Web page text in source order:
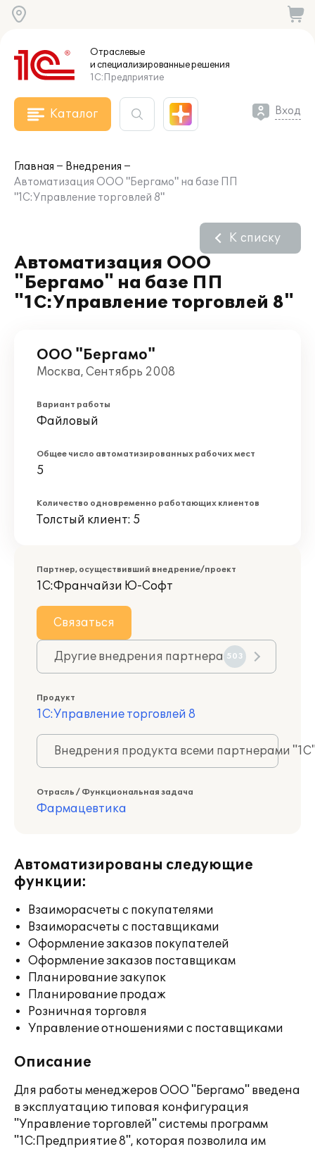
Отраслевые
и специализированныерешения
1С:Предприятие
Каталог Вход
Главная
Внедрения
Автоматизация ООО "Бергамо" на базе ПП
"1С:Управление торговлей 8"
Автоматизация ООО
"Бергамо" на базе ПП
"1С:Управление торговлей 8"
К списку
ООО "Бергамо"
Москва, Сентябрь 2008
Вариант работы
Файловый
Общее число автоматизированных рабочих мест
5
Количество одновременно работающих клиентов
Толстый клиент: 5
Партнер, осуществивший внедрение/проект
1С:Франчайзи Ю-Софт
Связаться
Другие внедрения партнера 503
Продукт
1С:Управление торговлей 8
Внедрения продукта всеми партнерами
Отрасль / Функциональная задача
Фармацевтика
Автоматизированы следующие
функции:
Взаиморасчеты с покупателями
Взаиморасчеты с поставщиками
Оформление заказов покупателей
Оформление заказов поставщикам
Планирование закупок
Планирование продаж
Розничная торговля
Управление отношениями с поставщиками
Описание
Для работы менеджеров ООО "Бергамо" введена
в эксплуатацию типовая конфигурация
"Управление торговлей" системы программ
"1С:Предприятие 8", которая позволила им